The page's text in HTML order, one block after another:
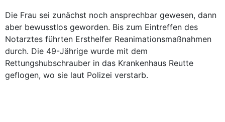
Die Frau sei zunächst noch ansprechbar gewesen, dann
aber bewusstlos geworden. Bis zum Eintreffen des
Notarztes führten Ersthelfer Reanimationsmaßnahmen
durch. Die 49-Jährige wurde mit dem
Rettungshubschrauber in das Krankenhaus Reutte
geflogen, wo sie laut Polizei verstarb.